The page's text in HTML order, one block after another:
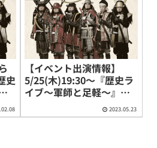
史
【イベント出演情報】
5/25(木)19:30〜『歴史ラ
イブ〜軍師と足軽〜』
（新宿ロフトプラスワ
ン）
2023.05.23